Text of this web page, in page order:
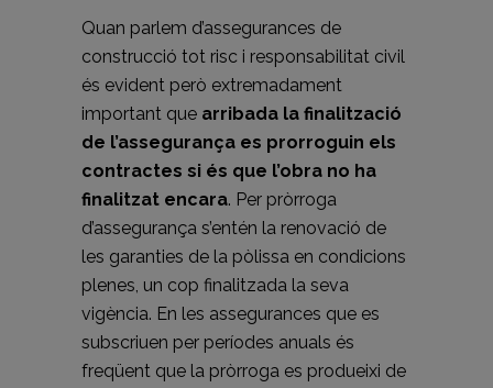
Quan parlem d’assegurances de
construcció tot risc i responsabilitat civil
és evident però extremadament
important que arribada la finalització
de l’assegurança es prorroguin els
contractes si és que l’obra no ha
finalitzat encara. Per pròrroga
d’assegurança s’entén la renovació de
les garanties de la pòlissa en condicions
plenes, un cop finalitzada la seva
vigència. En les assegurances que es
subscriuen per períodes anuals és
freqüent que la pròrroga es produeixi de